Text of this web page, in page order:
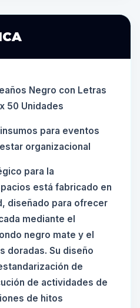
Negro con Letras
50 Unidades
para eventos
organizacional
para la
está fabricado en
diseñado para ofrecer
mediante el
negro mate y el
doradas. Su diseño
de
de actividades de
de hitos